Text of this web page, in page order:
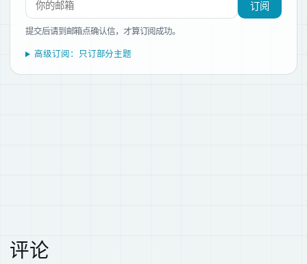
订阅
提交后请到邮箱点确认信，才算订阅成功。
高级订阅：只订部分主题
评论